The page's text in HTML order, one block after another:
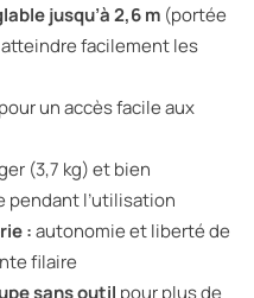
jusqu’à 2,6 m (portée
atteindre facilement les
pour un accès facile aux
(3,7 kg) et bien
pendant l’utilisation
:autonomie et liberté de
filaire
sans outil pour plus de